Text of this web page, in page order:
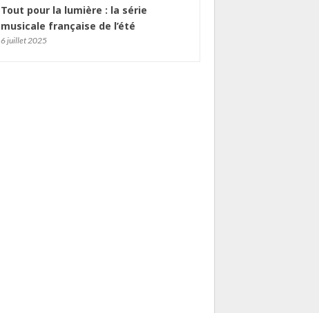
Tout pour la lumière : la série
musicale française de l’été
6 juillet 2025